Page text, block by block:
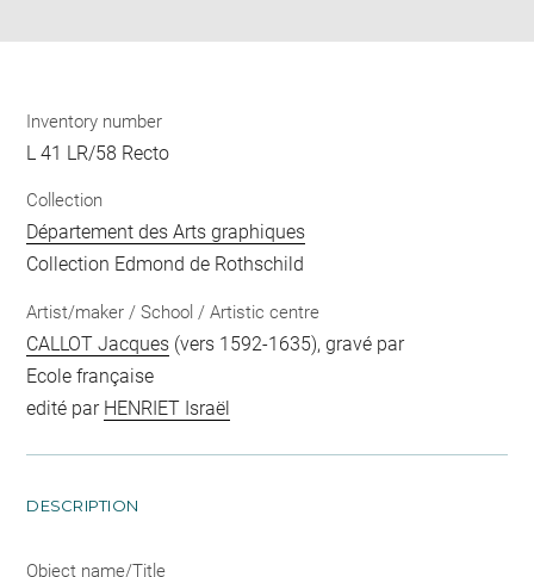
Inventory number
L 41 LR/58 Recto
Collection
Département des Arts graphiques
Collection Edmond de Rothschild
Artist/maker / School / Artistic centre
CALLOT Jacques (vers 1592-1635), gravé par
Ecole française
edité par HENRIET Israël
DESCRIPTION
Object name/Title